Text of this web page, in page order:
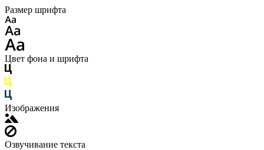
Размер шрифта
Цвет фона и шрифта
Изображения
Озвучивание текста